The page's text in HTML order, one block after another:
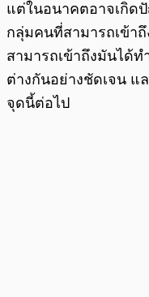
แต่ในอนาคตอาจเกิด
กลุ่มคนที่สามารถเข้า
สามารถเข้าถึงมันได้
ต่างกันอย่างชัดเจน แ
จุดนี้ต่อไป